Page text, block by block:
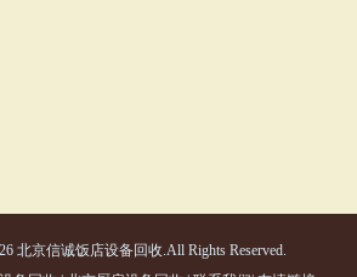
北京信诚饭店设备回收.All Rights Reserved.